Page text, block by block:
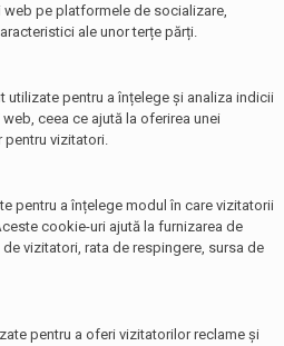
pe platformele de socializare,
ale unor terțe părți.
utilizate pentru a înțelege și analiza indicii
ceea ce ajută la oferirea unei
pentru vizitatori.
pentru a înțelege modul în care vizitatorii
cookie-uri ajută la furnizarea de
vizitatori, rata de respingere, sursa de
pentru a oferi vizitatorilor reclame și